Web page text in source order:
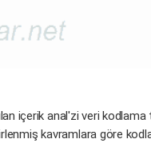
içerik anal'zi veri
kavramlara göre